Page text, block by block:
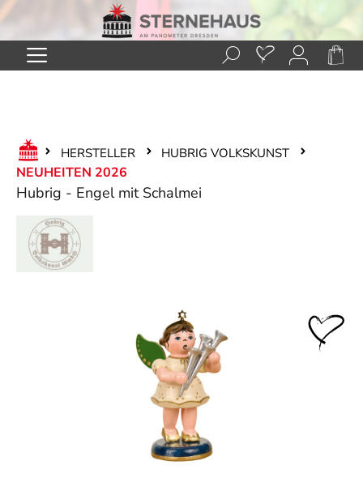
Zum Hauptinhalt springen
HERSTELLER HUBRIG VOLKSKUNST
NEUHEITEN 2026
Hubrig - Engel mit Schalmei